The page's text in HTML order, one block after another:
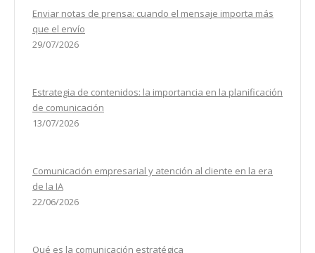
Enviar notas de prensa: cuando el mensaje importa más
que el envío
29/07/2026
Estrategia de contenidos: la importancia en la planificación
de comunicación
13/07/2026
Comunicación empresarial y atención al cliente en la era
de la IA
22/06/2026
Qué es la comunicación estratégica